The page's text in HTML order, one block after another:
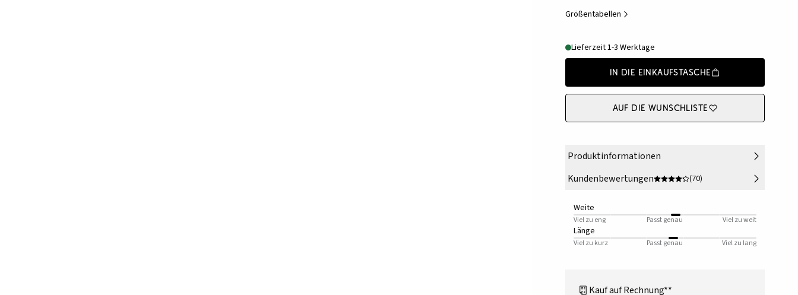
Größentabellen
Lieferzeit 1-3 Werktage
In die Einkaufstasche
Auf die Wunschliste
Produktinformationen
Kundenbewertungen
(70)
Weite
Viel zu eng Passt genau Viel zu weit
Länge
Viel zu kurz Passt genau Viel zu lang
Kauf auf Rechnung**